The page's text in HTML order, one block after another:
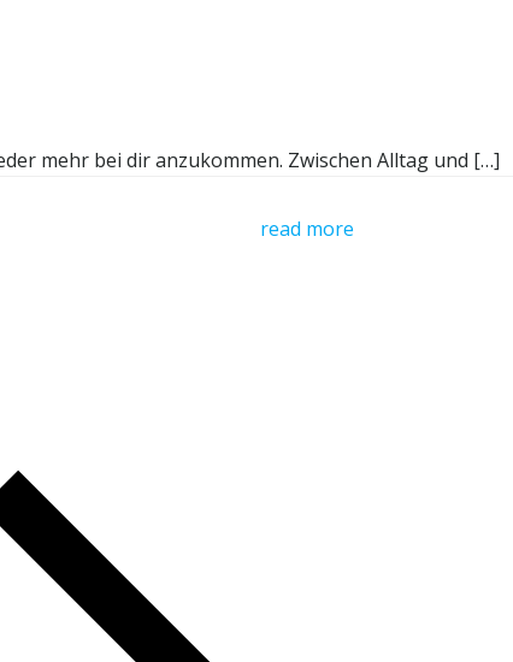
mehr bei dir anzukommen. Zwischen Alltag und […]
read more